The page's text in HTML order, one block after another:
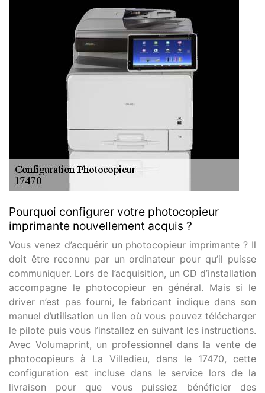
Pourquoi configurer votre photocopieur
imprimante nouvellement acquis ?
Vous venez d’acquérir un photocopieur imprimante ? Il
doit être reconnu par un ordinateur pour qu’il puisse
communiquer. Lors de l’acquisition, un CD d’installation
accompagne le photocopieur en général. Mais si le
driver n’est pas fourni, le fabricant indique dans son
manuel d’utilisation un lien où vous pouvez télécharger
le pilote puis vous l’installez en suivant les instructions.
Avec Volumaprint, un professionnel dans la vente de
photocopieurs à La Villedieu, dans le 17470, cette
configuration est incluse dans le service lors de la
livraison pour que vous puissiez bénéficier des